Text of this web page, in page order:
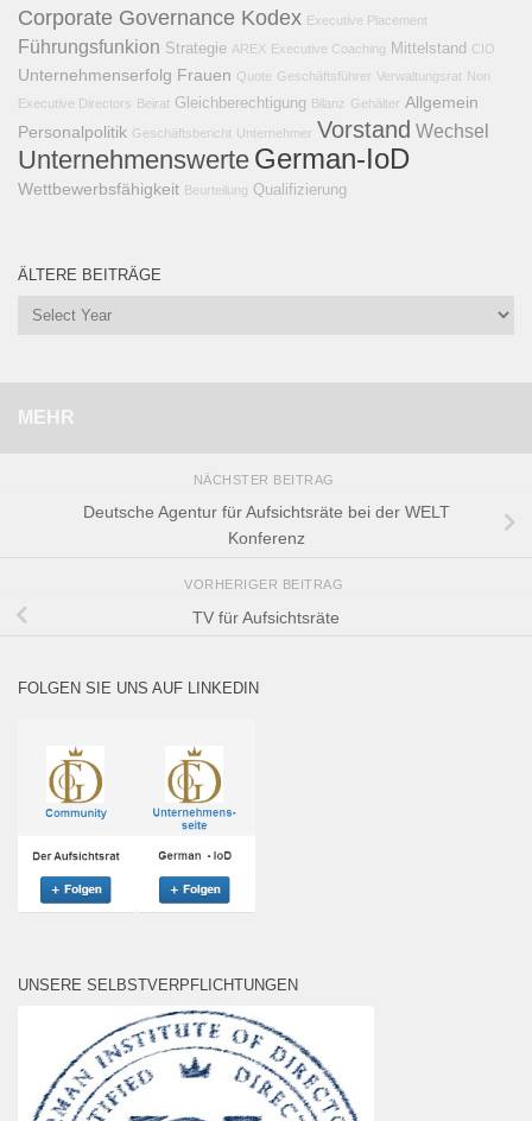
Corporate Governance Kodex Executive Placement
Führungsfunkion Strategie AREX Executive Coaching Mittelstand CIO
Unternehmenserfolg Frauen Quote Geschäftsführer Verwaltungsrat Non
Executive Directors Beirat Gleichberechtigung Bilanz Gehälter Allgemein
Personalpolitik Geschäftsbericht Unternehmer Vorstand Wechsel
Unternehmenswerte German-IoD
Wettbewerbsfähigkeit Beurteilung Qualifizierung
ÄLTERE BEITRÄGE
MEHR
NÄCHSTER BEITRAG
Deutsche Agentur für Aufsichtsräte bei der WELT
Konferenz
VORHERIGER BEITRAG
TV für Aufsichtsräte
FOLGEN SIE UNS AUF LINKEDIN
UNSERE SELBSTVERPFLICHTUNGEN